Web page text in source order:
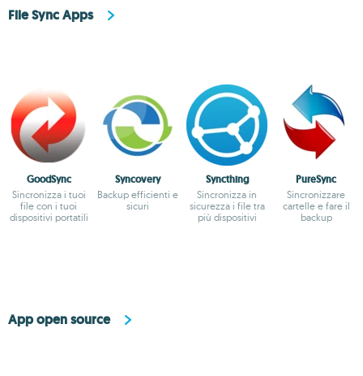
File Sync Apps
GoodSync
Sincronizza i tuoi
file con i tuoi
dispositivi portatili
Syncovery
Backup efficienti e
sicuri
Syncthing
Sincronizza in
sicurezza i file tra
più dispositivi
PureSync
Sincronizzare
cartelle e fare il
backup
App open source